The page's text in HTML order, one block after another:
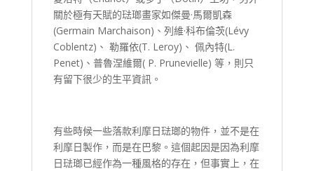
關於極有天賦的琺瑯畫家如傑曼·馬爾凱森
(Germain Marchaison)、列維·科布倫茨(Lévy
Coblentz)、 勒羅依(T. Leroy)、 佩內特(L.
Penet)、普魯涅維爾( P. Prunevielle) 等，則只
有留下很少的生平資訊。
有些時候一些落款利摩日琺瑯的物件，並不是在
利摩日製作，而是在巴黎。這個起因是因為利摩
日琺瑯已經作為一種風格的存在，但事實上，在